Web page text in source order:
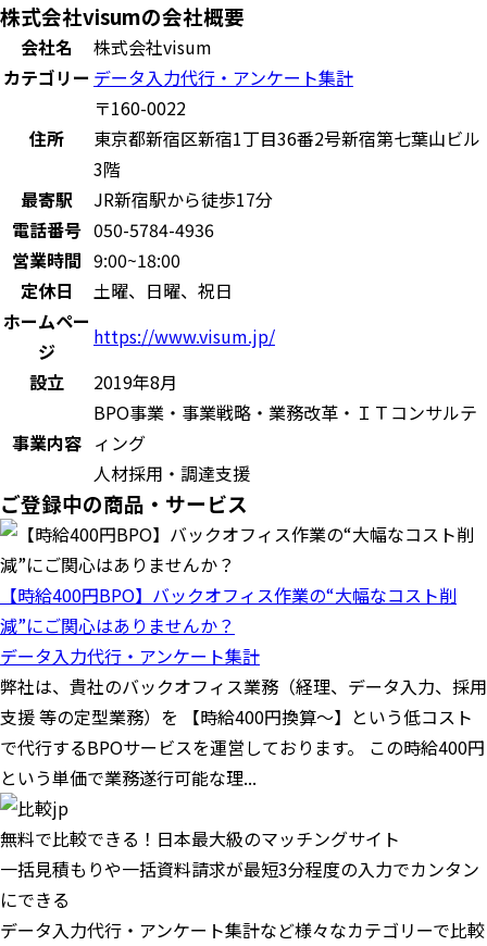
株式会社visumの会社概要
会社名
株式会社visum
カテゴリー データ入力代行・アンケート集計
住所
〒160-0022
東京都新宿区新宿1丁目36番2号新宿第七葉山ビル
3階
最寄駅
JR新宿駅から徒歩17分
電話番号 050-5784-4936
営業時間 9:00~18:00
定休日
土曜、日曜、祝日
ホームペー
ジ
https://www.visum.jp/
設立
2019年8月
事業内容
BPO事業・事業戦略・業務改革・ＩＴコンサルテ
ィング
人材採用・調達支援
ご登録中の商品・サービス
【時給400円BPO】バックオフィス作業の“大幅なコスト削
減”にご関心はありませんか？
データ入力代行・アンケート集計
弊社は、貴社のバックオフィス業務（経理、データ入力、採用
支援 等の定型業務）を 【時給400円換算〜】という低コスト
で代行するBPOサービスを運営しております。 この時給400円
という単価で業務遂行可能な理...
無料で比較できる！日本最大級のマッチングサイト
一括見積もりや一括資料請求が最短3分程度の入力でカンタン
にできる
データ入力代行・アンケート集計など様々なカテゴリーで比較